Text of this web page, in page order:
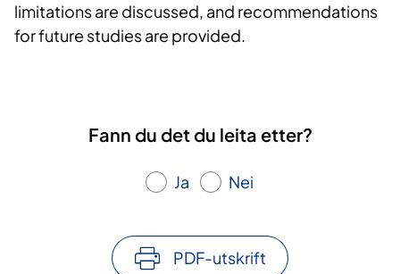
limitations are discussed, and recommendations
for future studies are provided.
Fann du det du leita etter?
Ja Nei
PDF-utskrift